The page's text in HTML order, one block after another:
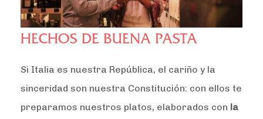
HECHOS DE BUENA PASTA
Si Italia es nuestra República, el cariño y la
sinceridad son nuestra Constitución: con ellos te
preparamos nuestros platos, elaborados con la